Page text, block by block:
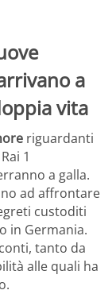
a
vita
riguardanti
1
a galla.
ad affrontare
custoditi
in Germania.
tanto da
alle quali ha